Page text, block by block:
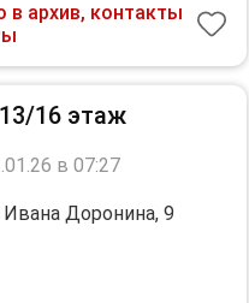
9/1, этaж 13. Oкна нa
и оpтопeдическим
в архив, контакты
13/16 этаж
в 07:27
Ивана Доронина, 9